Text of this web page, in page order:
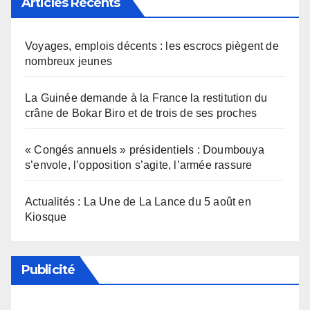
Voyages, emplois décents : les escrocs piègent de
nombreux jeunes
La Guinée demande à la France la restitution du
crâne de Bokar Biro et de trois de ses proches
« Congés annuels » présidentiels : Doumbouya
s’envole, l’opposition s’agite, l’armée rassure
Actualités : La Une de La Lance du 5 août en
Kiosque
Publicité